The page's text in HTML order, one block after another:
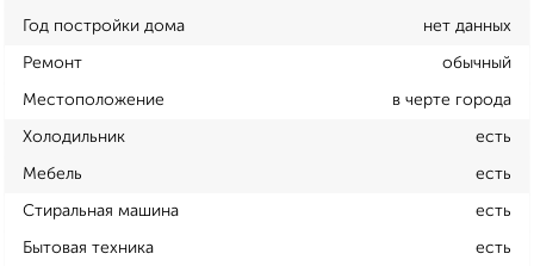
Год постройки дома нет данных
Ремонт обычный
Местоположение в черте города
Холодильник есть
Мебель есть
Стиральная машина есть
Бытовая техника есть